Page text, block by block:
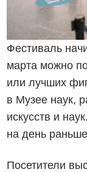
Фестиваль
марта можно
или лучших
в Музее наук,
искусств и
на день
Посетители